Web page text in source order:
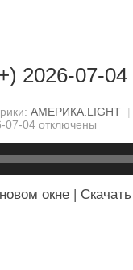
2026-07-04
АМЕРИКА.LIGHT |
07-04 отключены
окне
Скачать